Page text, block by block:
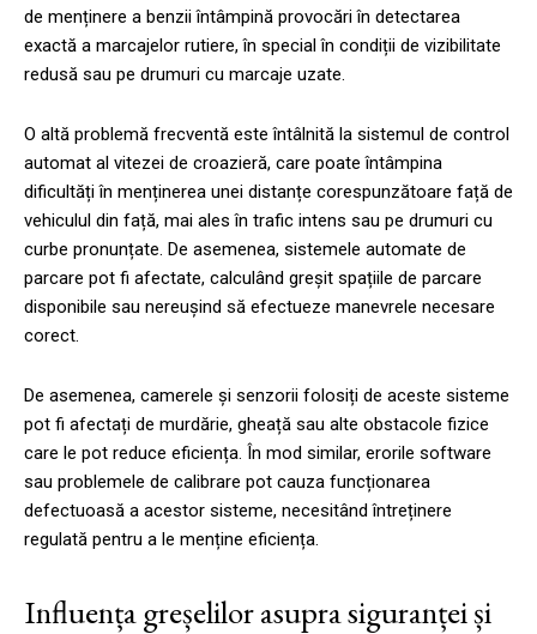
de menținere a benzii întâmpină provocări în detectarea
exactă a marcajelor rutiere, în special în condiții de vizibilitate
redusă sau pe drumuri cu marcaje uzate.
O altă problemă frecventă este întâlnită la sistemul de control
automat al vitezei de croazieră, care poate întâmpina
dificultăți în menținerea unei distanțe corespunzătoare față de
vehiculul din față, mai ales în trafic intens sau pe drumuri cu
curbe pronunțate. De asemenea, sistemele automate de
parcare pot fi afectate, calculând greșit spațiile de parcare
disponibile sau nereușind să efectueze manevrele necesare
corect.
De asemenea, camerele și senzorii folosiți de aceste sisteme
pot fi afectați de murdărie, gheață sau alte obstacole fizice
care le pot reduce eficiența. În mod similar, erorile software
sau problemele de calibrare pot cauza funcționarea
defectuoasă a acestor sisteme, necesitând întreținere
regulată pentru a le menține eficiența.
Influența greșelilor asupra siguranței și